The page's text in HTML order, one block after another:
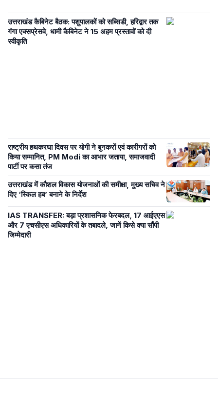
उत्तराखंड कैबिनेट बैठक: पशुपालकों को सब्सिडी, हरिद्वार तक
गंगा एक्सप्रेसवे, धामी कैबिनेट ने 15 अहम प्रस्तावों को दी
स्वीकृति
राष्ट्रीय हथकरघा दिवस पर योगी ने बुनकरों एवं कारीगरों को
किया सम्मानित, PM Modi का आभार जताया, समाजवादी
पार्टी पर कसा तंज
उत्तराखंड में कौशल विकास योजनाओं की समीक्षा, मुख्य सचिव ने
दिए ‘स्किल हब’ बनाने के निर्देश
IAS TRANSFER: बड़ा प्रशासनिक फेरबदल, 17 आईएएस
और 7 एचसीएस अधिकारियों के तबादले, जानें किसे क्या सौंपी
जिम्मेदारी